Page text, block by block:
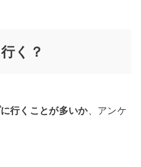
く？
行くことが多いか、アンケ